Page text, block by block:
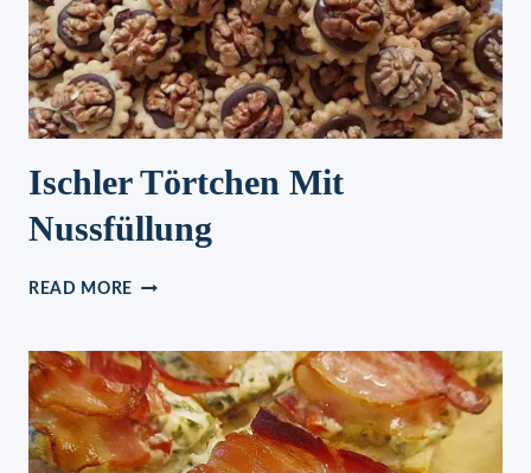
Ischler Törtchen Mit
Nussfüllung
READ MORE ISCHLER
NUSSFÜLLUNG